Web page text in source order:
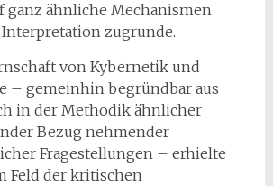
ganz ähnliche Mechanismen
zugrunde.
von Kybernetik und
– gemeinhin begründbar aus
in der Methodik ähnlicher
Bezug nehmender
Fragestellungen – erhielte
Feld der kritischen